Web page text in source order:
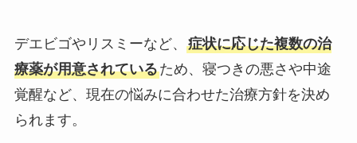
デエビゴやリスミーなど、 症状に応じた複数の治
療薬が用意されているため、寝つきの悪さや中途
覚醒など、現在の悩みに合わせた治療方針を決め
られます。